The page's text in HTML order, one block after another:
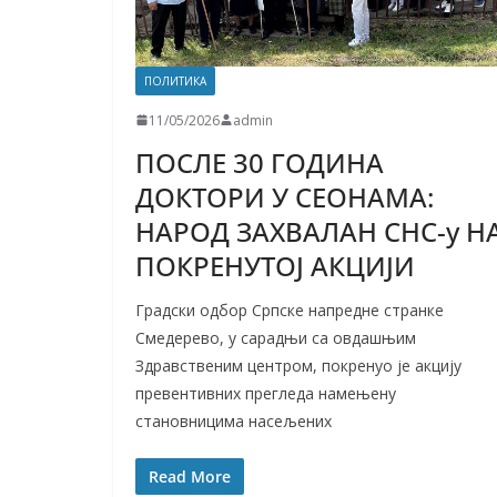
ПОЛИТИКА
11/05/2026 admin
ПОСЛЕ 30 ГОДИНА
ДОКТОРИ У СЕОНАМА:
НАРОД ЗАХВАЛАН СНС-у
ПОКРЕНУТОЈ АКЦИЈИ
Градски одбор Српске напредне странке
Смедерево, у сарадњи са овдашњим
Здравственим центром, покренуо је акцију
превентивних прегледа намењену
становницима насељених
Read More